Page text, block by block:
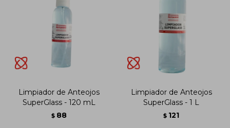
Limpiador de Anteojos
SuperGlass - 120 mL
$ 88
Limpiador de Anteojos
SuperGlass - 1 L
$ 121